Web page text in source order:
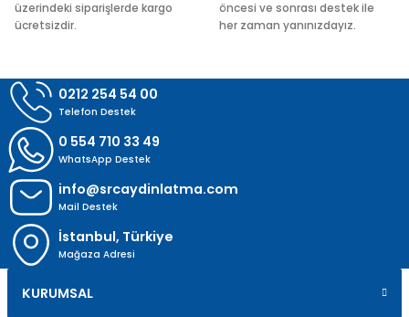
üzerindeki siparişlerde kargo
ücretsizdir.
öncesi ve sonrası destek ile
her zaman yanınızdayız.
0212 254 54 00
Telefon Destek
0 554 710 33 49
WhatsApp Destek
info@srcaydinlatma.com
Mail Destek
İstanbul, Türkiye
Mağaza Adresi
KURUMSAL